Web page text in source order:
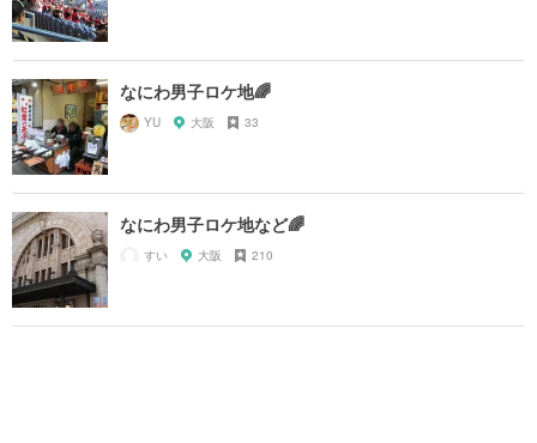
なにわ男子ロケ地🌈
YU 大阪 33
なにわ男子ロケ地など🌈
すい 大阪 210